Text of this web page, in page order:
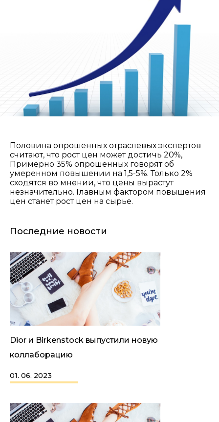
Половина опрошенных отраслевых экспертов
считают, что рост цен может достичь 20%,
Примерно 35% опрошенных говорят об
умеренном повышении на 1,5-5%. Только 2%
сходятся во мнении, что цены вырастут
незначительно. Главным фактором повышения
цен станет рост цен на сырье.
Последние новости
Dior и Birkenstock выпустили новую
коллаборацию
01. 06. 2023